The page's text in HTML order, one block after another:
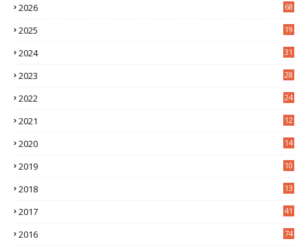
2026 68
2025
19
2024
31
2023
28
2022
24
2021
12
2020
14
2019
10
2018
13
2017 41
2016 74